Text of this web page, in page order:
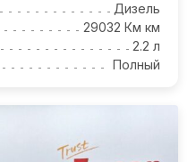
Дизель
29032 Км км
2.2 л
Полный